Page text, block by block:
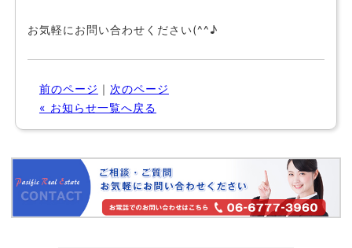
お気軽にお問い合わせください(^^♪
前のページ ｜ 次のページ
« お知らせ一覧へ戻る